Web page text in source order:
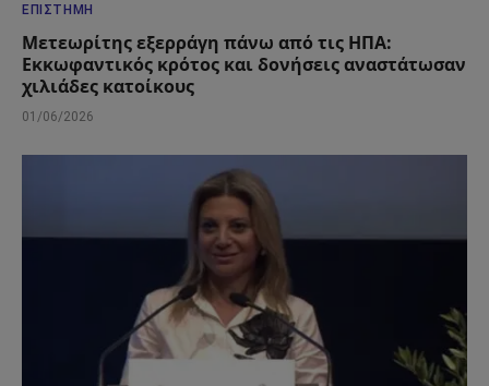
ΕΠΙΣΤΉΜΗ
Μετεωρίτης εξερράγη πάνω από τις ΗΠΑ:
Εκκωφαντικός κρότος και δονήσεις αναστάτωσαν
χιλιάδες κατοίκους
01/06/2026